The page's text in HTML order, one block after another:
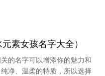
素女孩名字大全）
的名字可以增添你的魅力和
净、温柔的特质，所以选择